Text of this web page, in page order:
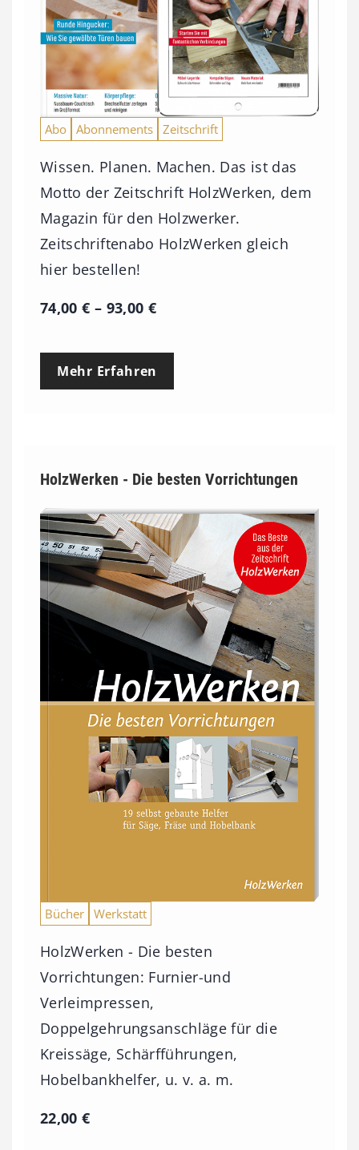
Abo Abonnements Zeitschrift
Wissen. Planen. Machen. Das ist das
Motto der Zeitschrift HolzWerken, dem
Magazin für den Holzwerker.
Zeitschriftenabo HolzWerken gleich
hier bestellen!
74,00€ – 93,00 €P
e
a
n
n
e
:
7
4
0
0
€
b
i
3
0
0
€
Mehr Erfahren
HolzWerken - Die besten Vorrichtungen
Bücher Werkstatt
HolzWerken - Die besten
Vorrichtungen: Furnier-und
Verleimpressen,
Doppelgehrungsanschläge für die
Kreissäge, Schärfführungen,
Hobelbankhelfer, u. v. a. m.
22,00€